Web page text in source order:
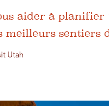
aider à planifier
meilleurs sentiers
Utah